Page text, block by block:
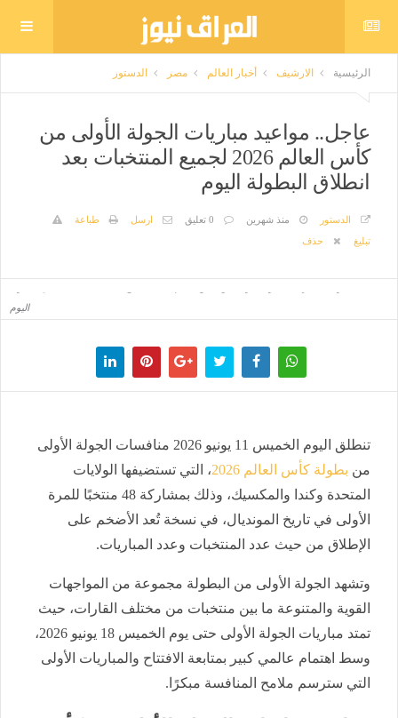
الرئيسية الارشيف أخبار العالم مصر الدستور
عاجل.. مواعيد مباريات الجولة الأولى من
كأس العالم 2026 لجميع المنتخبات بعد
انطلاق البطولة اليوم
الدستور منذ شهرين 0 تعليق ارسل
طباعة
تبليغ
حذف
اليوم
تنطلق اليوم الخميس 11 يونيو 2026 منافسات الجولة الأولى
من بطولة كأس العالم 2026
، التي تستضيفها الولايات
المتحدة وكندا والمكسيك، وذلك بمشاركة 48 منتخبًا للمرة
الأولى في تاريخ المونديال، في نسخة تُعد الأضخم على
الإطلاق من حيث عدد المنتخبات وعدد المباريات.
وتشهد الجولة الأولى من البطولة مجموعة من المواجهات
القوية والمتنوعة ما بين منتخبات من مختلف القارات، حيث
تمتد مباريات الجولة الأولى حتى يوم الخميس 18 يونيو 2026،
وسط اهتمام عالمي كبير بمتابعة الافتتاح والمباريات الأولى
التي سترسم ملامح المنافسة مبكرًا.